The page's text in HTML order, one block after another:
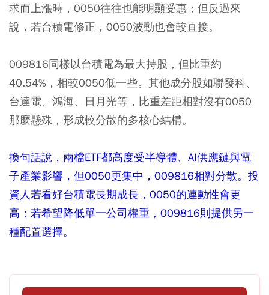
求而上漲時，0050往往也能明顯受惠；但反過來
說，若台積電修正，0050波動也會較直接。
009816同樣以台積電為最大持股，但比重約
40.54%，相較0050低一些。其他成分股如聯發科、
台達電、鴻海、日月光等，比重差距相對沒有0050
那麼懸殊，形成較分散的多核心結構。
換句話說，兩檔ETF都高度受半導體、AI供應鏈與電
子產業影響，但0050更集中，009816相對分散。投
資人若看好台積電長期成長，0050的連動性會更
高；若希望降低單一公司權重，009816則提供另一
種配置選擇。